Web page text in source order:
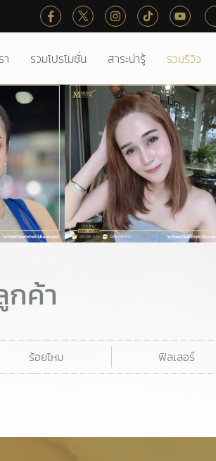
า รวมโปรโมชั่น สาระน่ารู้ รวมรีวิว
กค้า
ร้อยไหม ฟิลเลอร์